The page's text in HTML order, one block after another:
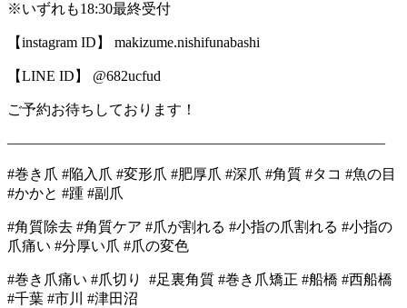
※いずれも18:30最終受付
【instagram ID】 makizume.nishifunabashi
【LINE ID】 @682ucfud
ご予約お待ちしております！
――――――――――――――――――――――――――
#巻き爪 #陥入爪 #変形爪 #肥厚爪 #深爪 #角質 #タコ #魚の目
#かかと #踵 #副爪
#角質除去 #角質ケア #爪が割れる #小指の爪割れる #小指の
爪痛い #分厚い爪 #爪の変色
#巻き爪痛い #爪切り #足裏角質 #巻き爪矯正 #船橋 #西船橋
#千葉 #市川 #津田沼